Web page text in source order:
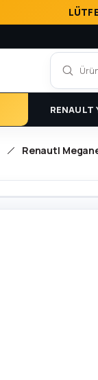
RENAULT
Renautl